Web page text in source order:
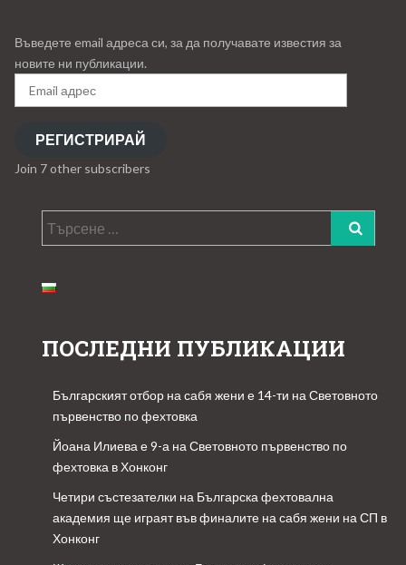
Въведете email адреса си, за да получавате известия за
новите ни публикации.
Email
адрес
РЕГИСТРИРАЙ
Join 7 other subscribers
Търсене
за:
ПОСЛЕДНИ ПУБЛИКАЦИИ
Българският отбор на сабя жени е 14-ти на Световното
първенство по фехтовка
Йоана Илиева е 9-а на Световното първенство по
фехтовка в Хонконг
Четири състезателки на Българска фехтовална
академия ще играят във финалите на сабя жени на СП в
Хонконг